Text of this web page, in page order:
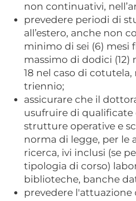
non continuativi,
prevedere periodi di
all’estero, anche non
minimo di sei (6) mesi
massimo di dodici (12)
18 nel caso di cotutela,
triennio;
assicurare che il
usufruire di qualificate
strutture operative e
norma di legge, per le
ricerca, ivi inclusi (se
tipologia di corso)
biblioteche, banche
prevedere l'attuazione